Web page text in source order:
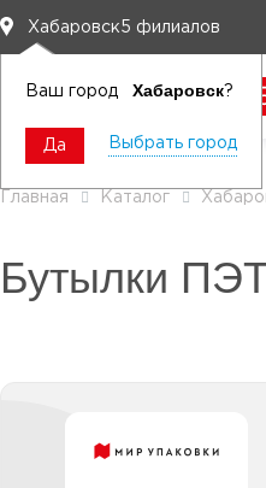
Хабаровск5 филиалов
Ваш город Хабаровск?
Да Выбрать город
Главная Каталог
Бутылки
горло без